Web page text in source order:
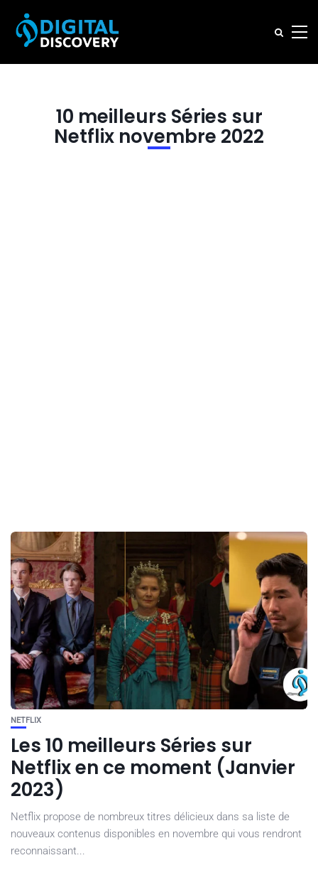
10 meilleurs Séries sur
Netflix novembre 2022
NETFLIX
Les 10 meilleurs Séries sur
Netflix en ce moment (Janvier
2023)
Netflix propose de nombreux titres délicieux dans sa liste de
nouveaux contenus disponibles en novembre qui vous rendront
reconnaissant...